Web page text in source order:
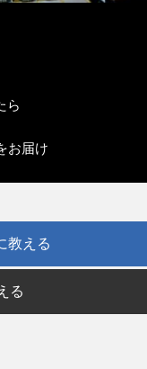
ら
お届け
教える
る